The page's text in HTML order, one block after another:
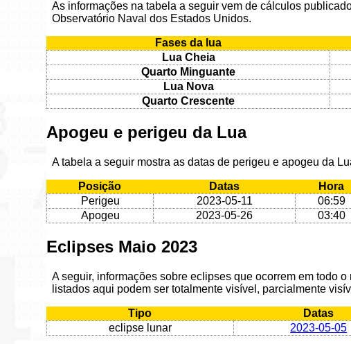
As informações na tabela a seguir vem de cálculos
Observatório Naval dos Estados Unidos.
Fases da lua
Lua Cheia
Quarto Minguante
Lua Nova
Quarto Crescente
Apogeu e perigeu da Lua
A tabela a seguir mostra as datas de perigeu e apogeu da
Posição Datas Hora
Perigeu
2023-05-11 06:59
Apogeu
2023-05-26 03:40
Eclipses Maio 2023
A seguir, informações sobre eclipses que ocorrem em todo
listados aqui podem ser totalmente visível, parcialmente
Tipo Datas
eclipse lunar
2023-05-05